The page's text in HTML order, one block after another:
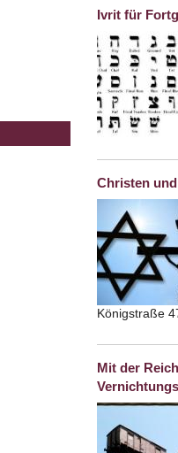
Ivrit für
Christen
Königstraße
Mit der